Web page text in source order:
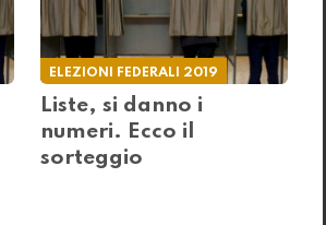
ELEZIONI FEDERALI 2019
Liste, si danno i
numeri. Ecco il
sorteggio